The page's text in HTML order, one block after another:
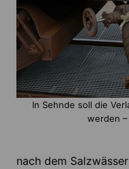
In Sehnde soll die
werden –
nach dem